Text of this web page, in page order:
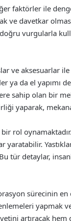
faktörler ile
ve davetkar
vurgularla
ve aksesuarlar
ya da el yapımı
sahip olan bir
yaparak,
rol
yaratabilir.
Bu tür detaylar,
sürecinin
yapmak
artıracak hem